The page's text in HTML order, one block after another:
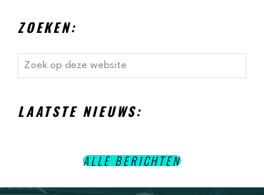
ZOEKEN:
Zoek
op
website
LAATSTE NIEUWS:
ALLE BERICHTEN